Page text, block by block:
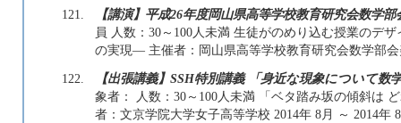
121.
【講演】平成26年度岡山県高等学校教育研究会数学
員 人数：30～100人未満 生徒がのめり込む授業のデ
の実現— 主催者：岡山県高等学校教育研究会数学部会
122.
【出張講義】SSH特別講義 「身近な現象について数
象者： 人数：30～100人未満 「ベタ踏み坂の傾斜は
者：文京学院大学女子高等学校 2014年 8月 ～ 2014年